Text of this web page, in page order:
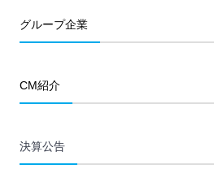
グループ企業
CM紹介
決算公告